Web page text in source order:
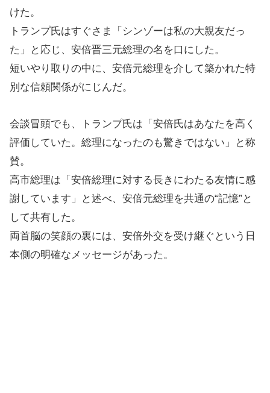
けた。
トランプ氏はすぐさま「シンゾーは私の大親友だっ
た」と応じ、安倍晋三元総理の名を口にした。
短いやり取りの中に、安倍元総理を介して築かれた特
別な信頼関係がにじんだ。
会談冒頭でも、トランプ氏は「安倍氏はあなたを高く
評価していた。総理になったのも驚きではない」と称
賛。
高市総理は「安倍総理に対する長きにわたる友情に感
謝しています」と述べ、安倍元総理を共通の“記憶”と
して共有した。
両首脳の笑顔の裏には、安倍外交を受け継ぐという日
本側の明確なメッセージがあった。